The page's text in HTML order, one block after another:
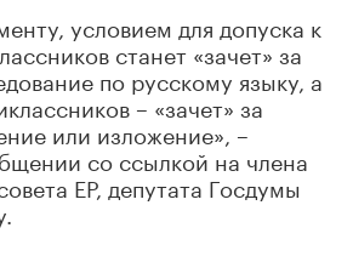
условием для допуска к
станет «зачет» за
по русскому языку, а
– «зачет» за
или изложение», –
со ссылкой на члена
ЕР, депутата Госдумы